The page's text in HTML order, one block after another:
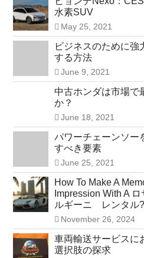
水素SUV
May 25, 2021
ビジネスのために強
する方法
June 9, 2021
中古ホンダは市場で
か？
June 18, 2021
パワーチェーンソー
すべき要素
June 25, 2021
How To Make A
Impression With A
ルギーニ レンタル?
November 26, 2024
車両輸送サービスに
選択肢の探求